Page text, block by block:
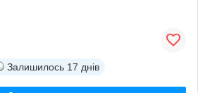
Залишилось 17 днів